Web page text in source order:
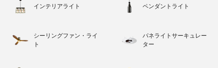
インテリアライト ペンダントライト
シーリングファン・ライ
ト
パネライトサーキュレー
ター